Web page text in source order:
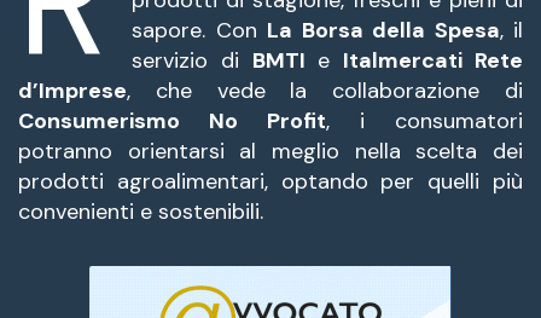
fuente.
sapore. Con La Borsa della Spesa, il
servizio di BMTI e Italmercati Rete
d’Imprese, che vede la collaborazione di
Consumerismo No Profit, i consumatori
potranno orientarsi al meglio nella scelta dei
prodotti agroalimentari, optando per quelli più
convenienti e sostenibili.